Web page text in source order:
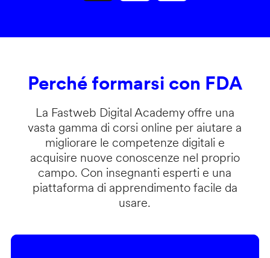
Perché formarsi con FDA
La Fastweb Digital Academy offre una
vasta gamma di corsi online per aiutare a
migliorare le competenze digitali e
acquisire nuove conoscenze nel proprio
campo. Con insegnanti esperti e una
piattaforma di apprendimento facile da
usare.